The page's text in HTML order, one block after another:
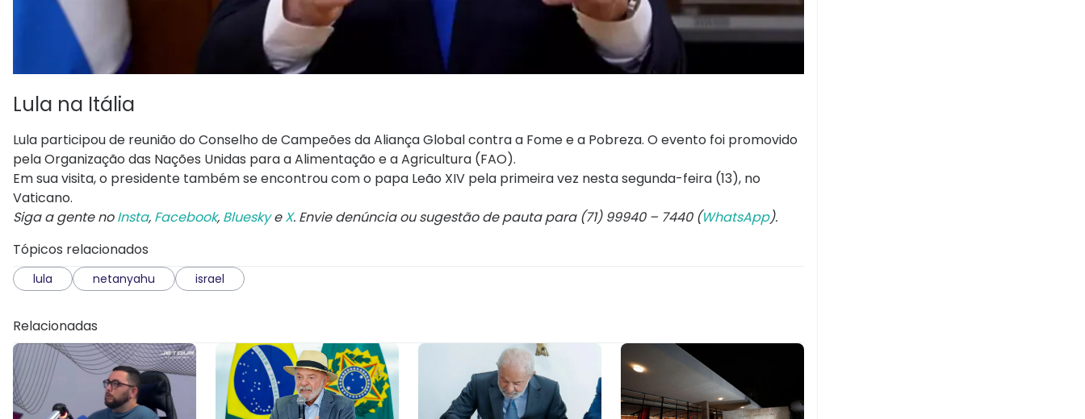
Lula na Itália
Lula participou de reunião do Conselho de Campeões da Aliança Global contra a Fome e a Pobreza. O evento foi promovido
pela Organização das Nações Unidas para a Alimentação e a Agricultura (FAO).
Em sua visita, o presidente também se encontrou com o papa Leão XIV pela primeira vez nesta segunda-feira (13), no
Vaticano.
Siga a gente noInsta, Facebook, BlueskyeX. Envie denúncia ou sugestão de pauta para (71) 99940 – 7440 (WhatsApp).
Tópicos relacionados
lula netanyahu israel
Relacionadas